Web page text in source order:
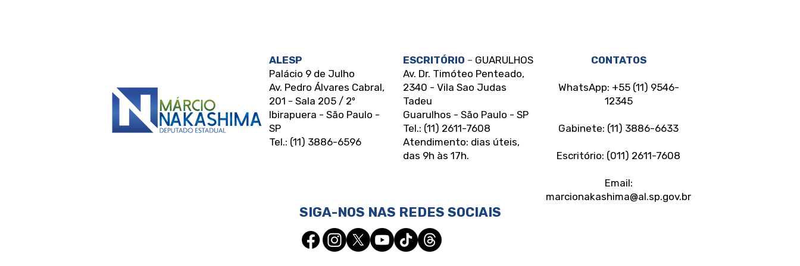
ALESP
Palácio 9 de Julho
Av. Pedro Álvares Cabral,
201 - Sala 205 / 2º
Ibirapuera - São Paulo -
SP
Tel.: (11) 3886-6596
ESCRITÓRIO – GUARULHOS
Av. Dr. Timóteo Penteado,
2340 - Vila Sao Judas
Tadeu
Guarulhos - São Paulo - SP
Tel.: (11) 2611-7608
Atendimento: dias úteis,
das 9h às 17h.
CONTATOS
WhatsApp: +55 (11) 9546-
12345
Gabinete: (11) 3886-6633
Escritório: (011) 2611-7608
Email:
marcionakashima@al.sp.gov.br
SIGA-NOS NAS REDES SOCIAIS